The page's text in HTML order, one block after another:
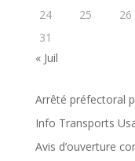
24
25 26
31
« Juil
Arrêté préfectoral
Info Transports
Avis d’ouverture